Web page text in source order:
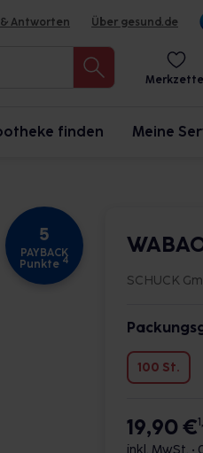
Antworten Über gesund.de
Merkzettel
finden Meine
5
PAYBACK
Punkte 4
SCHUCK
100 St.
19,90 €
inkl. MwSt. •